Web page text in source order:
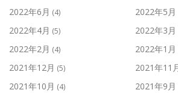
2022年6月 (4) 2022年5月
2022年4月 (5) 2022年3月
2022年2月 (4) 2022年1月
2021年12月 (5) 2021年11
2021年10月 (4) 2021年9月